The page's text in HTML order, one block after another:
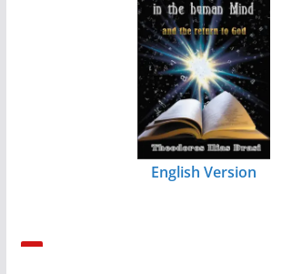
English Version